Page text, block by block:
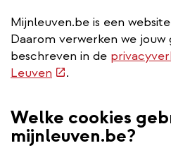
Mijnleuven.be is een
Daarom verwerken we jouw
beschreven in de
Leuven (externe
.
Welke cookies
mijnleuven.be?